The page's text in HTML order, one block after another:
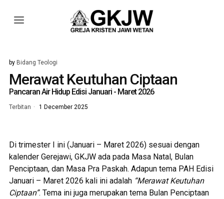
by Bidang Teologi
Merawat Keutuhan Ciptaan
Pancaran Air Hidup Edisi Januari - Maret 2026
Terbitan 1 December 2025
Di trimester I ini (Januari – Maret 2026) sesuai dengan
kalender Gerejawi, GKJW ada pada Masa Natal, Bulan
Penciptaan, dan Masa Pra Paskah. Adapun tema PAH Edisi
Januari – Maret 2026 kali ini adalah “Merawat Keutuhan
Ciptaan”. Tema ini juga merupakan tema Bulan Penciptaan